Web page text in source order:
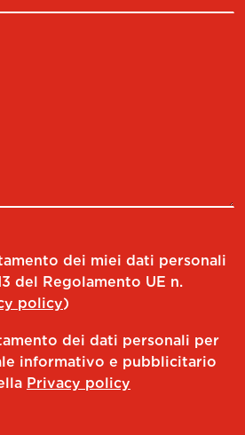
dei miei dati personali
del Regolamento UE n.
policy)
dei dati personali per
informativo e pubblicitario
Privacy policy